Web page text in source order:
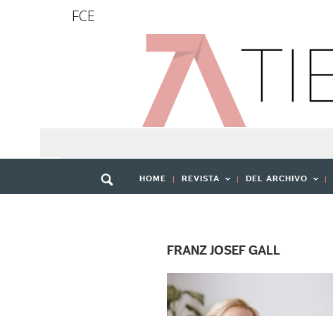
FCE
HOME REVISTA DEL ARCHIVO
FRANZ JOSEF GALL